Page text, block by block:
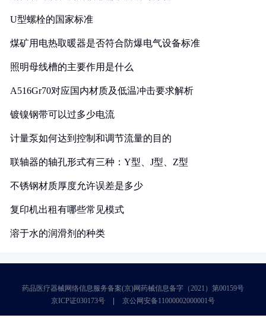
U型螺栓的国家标准
煤矿用电热取暖器是否符合防爆电气设备标准
照明母线槽的主要作用是什么
A516Gr70对应国内材质及低温冲击要求解析
镀镍钢带可以过多少电流
计量泵如何达到控制和调节流量的目的
联轴器的轴孔形式有三种：Y型、J型、Z型
不锈钢材质厚度允许误差是多少
复印机出租有哪些常见模式
溶于水的润滑剂的种类
药品医疗器械网络信息服务备案(京)网药械信息备字（2021）第00159号
京ICP证030173号
京公网安备11000002000001号